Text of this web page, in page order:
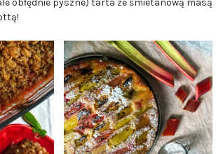
obłędnie pyszne) tarta ze śmietanową masą